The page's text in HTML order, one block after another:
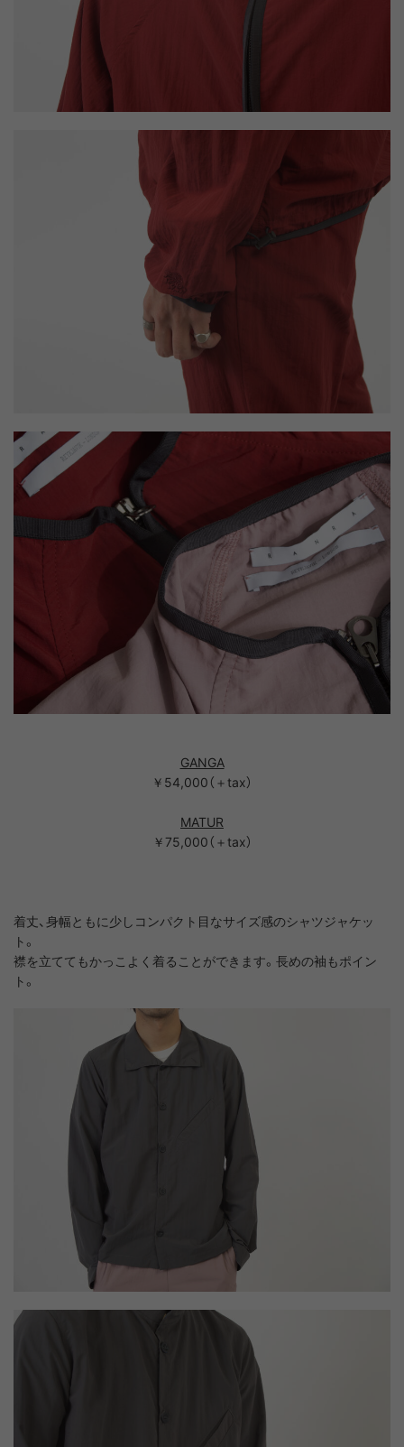
GANGA
￥54,000（＋tax）
MATUR
￥75,000（＋tax）
着丈、身幅ともに少しコンパクト目なサイズ感のシャツジャケッ
ト。
襟を立ててもかっこよく着ることができます。長めの袖もポイン
ト。